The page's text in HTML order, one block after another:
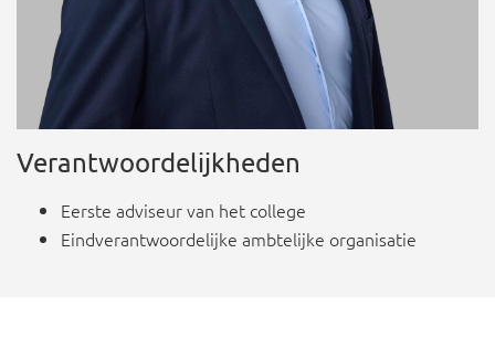
Verantwoordelijkheden
Eerste adviseur van het college
Eindverantwoordelijke ambtelijke organisatie